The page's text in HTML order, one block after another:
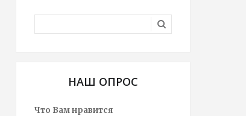
НАШ ОПРОС
Что Вам нравится